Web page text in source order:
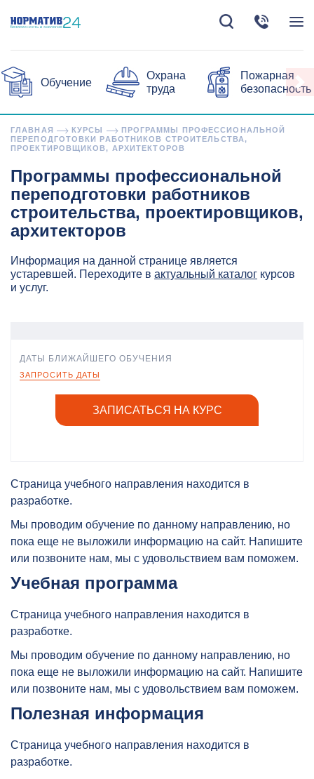
Обучение
Охрана
труда
Пожарная
безопасность
ГЛАВНАЯ КУРСЫ
ПРОГРАММЫ ПРОФЕССИОНАЛЬНОЙ
ПЕРЕПОДГОТОВКИ РАБОТНИКОВ СТРОИТЕЛЬСТВА,
ПРОЕКТИРОВЩИКОВ, АРХИТЕКТОРОВ
Программы профессиональной
переподготовки работников
строительства, проектировщиков,
архитекторов
Информация на данной странице является
устаревшей. Переходите в актуальный каталог курсов
и услуг.
ДАТЫ БЛИЖАЙШЕГО ОБУЧЕНИЯ
ЗАПРОСИТЬ ДАТЫ
ЗАПИСАТЬСЯ НА КУРС
Страница учебного направления находится в
разработке.
Мы проводим обучение по данному направлению, но
пока еще не выложили информацию на сайт. Напишите
или позвоните нам, мы с удовольствием вам поможем.
Учебная программа
Страница учебного направления находится в
разработке.
Мы проводим обучение по данному направлению, но
пока еще не выложили информацию на сайт. Напишите
или позвоните нам, мы с удовольствием вам поможем.
Полезная информация
Страница учебного направления находится в
разработке.